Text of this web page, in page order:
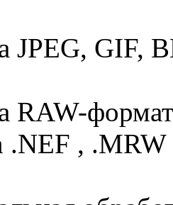
JPEG, GIF,
RAW-
.NEF ,